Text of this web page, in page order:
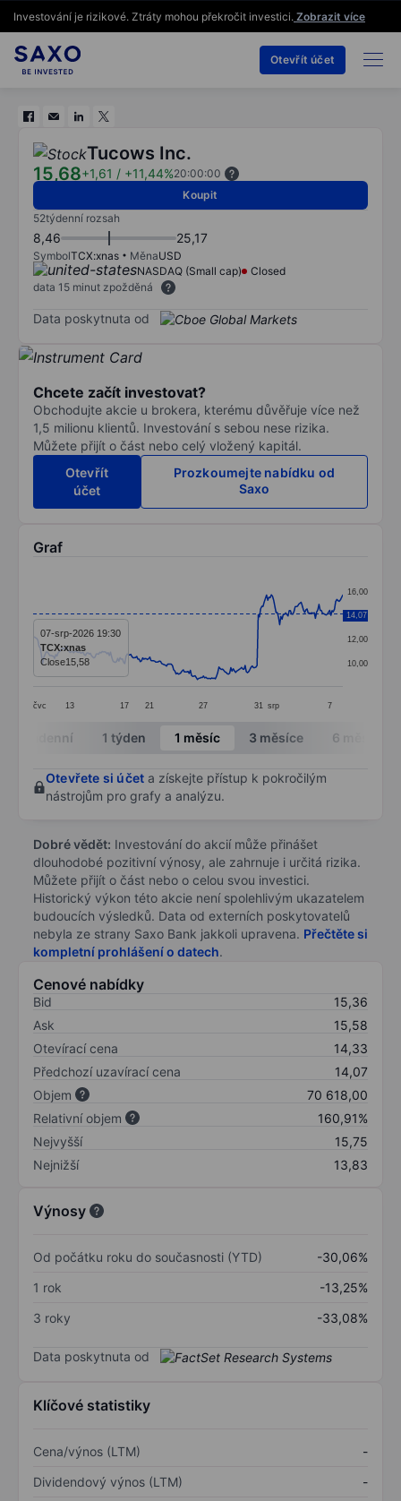
Investování je rizikové. Ztráty mohou překročit investici. Zobrazit více
Otevřít účet
Tucows Inc.
15,68+1,61 / +11,44%20:00:00
Koupit
52týdenní rozsah
8,46 25,17
SymbolTCX:xnas MěnaUSD
NASDAQ (Small cap)
Closed
data 15 minut zpožděná
Data poskytnuta od
Chcete začít investovat?
Obchodujte akcie u brokera, kterému důvěřuje více než
1,5 milionu klientů. Investování s sebou nese rizika.
Můžete přijít o část nebo celý vložený kapitál.
Otevřít
účet
Prozkoumejte nabídku od
Saxo
Graf
Line chart with 261 data points.
The chart has 1 X axis displaying categories.
The chart has 1 Y axis displaying values. Data
čvc 13 17 21 27 31 srp 7
10,00
12,00
14,00
16,00
14,07
07-srp-2026 19:30
TCX:xnas
Close15,58
End of interactive chart.
Intradenní 1 týden 1 měsíc 3 měsíce 6 měsíců
Otevřete si účet a získejte přístup k pokročilým
nástrojům pro grafy a analýzu.
Dobré vědět: Investování do akcií může přinášet
dlouhodobé pozitivní výnosy, ale zahrnuje i určitá rizika.
Můžete přijít o část nebo o celou svou investici.
Historický výkon této akcie není spolehlivým ukazatelem
budoucích výsledků. Data od externích poskytovatelů
nebyla ze strany Saxo Bank jakkoli upravena. Přečtěte si
kompletní prohlášení o datech.
Cenové nabídky
Bid
15,36
Ask
15,58
Otevírací cena
14,33
Předchozí uzavírací cena
14,07
Objem
70 618,00
Relativní objem
160,91%
Nejvyšší
15,75
Nejnižší
13,83
Výnosy
Od počátku roku do současnosti (YTD)
-30,06%
1 rok
-13,25%
3 roky
-33,08%
Data poskytnuta od
Klíčové statistiky
Cena/výnos (LTM)
-
Dividendový výnos (LTM)
-